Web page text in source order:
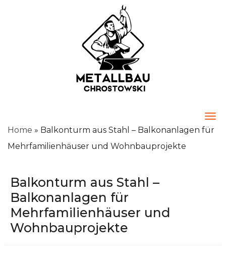
Home » Balkonturm aus Stahl – Balkonanlagen für
Mehrfamilienhäuser und Wohnbauprojekte
Balkonturm aus Stahl –
Balkonanlagen für
Mehrfamilienhäuser und
Wohnbauprojekte